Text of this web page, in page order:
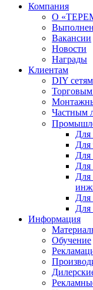
Компания
О
Вакансии
Новости
Награды
Клиентам
DIY сетям
Торговым
Частным
Для
Для
Для
Для
Для
Для
Информация
Обучение